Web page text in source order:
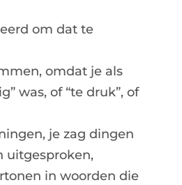
om dat te
omdat je als
was, of “te druk”, of
je zag dingen
uitgesproken,
in woorden die